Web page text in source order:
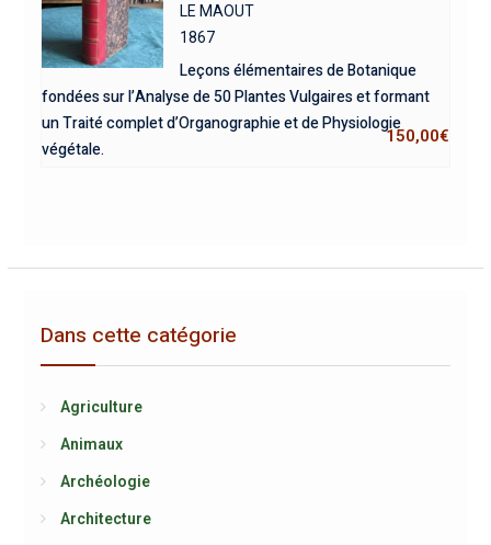
LE MAOUT
1867
Leçons élémentaires de Botanique
fondées sur l’Analyse de 50 Plantes Vulgaires et formant
un Traité complet d’Organographie et de Physiologie
végétale.
150,00€
Dans cette catégorie
Agriculture
Animaux
Archéologie
Architecture